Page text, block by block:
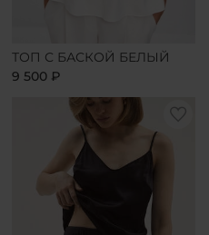
ТОП С БАСКОЙ БЕЛЫЙ
9 500 ₽